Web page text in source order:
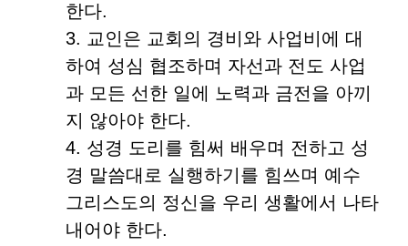
한다.
3. 교인은 교회의 경비와 사업비에 대
하여 성심 협조하며 자선과 전도 사업
과 모든 선한 일에 노력과 금전을 아끼
지 않아야 한다.
4. 성경 도리를 힘써 배우며 전하고 성
경 말씀대로 실행하기를 힘쓰며 예수
그리스도의 정신을 우리 생활에서 나타
내어야 한다.